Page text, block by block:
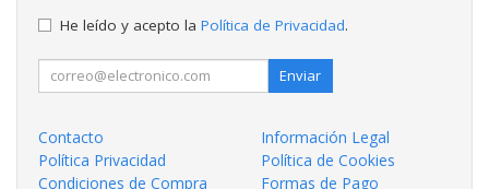
He leído y acepto la Política de Privacidad.
Enviar
Contacto
Información Legal
Política Privacidad
Política de Cookies
Condiciones de Compra
Formas de Pago